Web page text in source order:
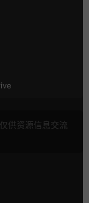
供资源信息交流